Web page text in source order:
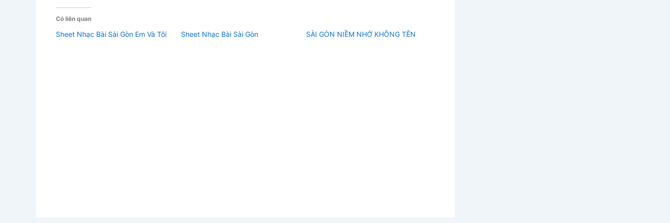
Có liên quan
Sheet Nhạc Bài Sài Gòn Em Và Tôi Sheet Nhạc Bài Sài Gòn SÀI GÒN NIỀM NHỚ KHÔNG TÊN